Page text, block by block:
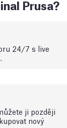
Prusa?
24/7 s live
ji později
nový